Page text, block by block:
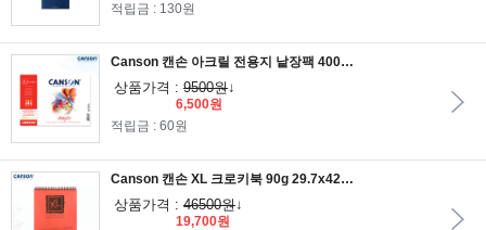
적립금 : 130원
Canson 캔손 아크릴 전용지 낱장팩 400g 21x29.7cm 5매/A4낱장팩/아크릴용지
상품가격 : 9500원↓
6,500원
적립금 : 60원
Canson 캔손 XL 크로키북 90g 29.7x42 120매입 상철스프링/A3스케치북
상품가격 : 46500원↓
19,700원